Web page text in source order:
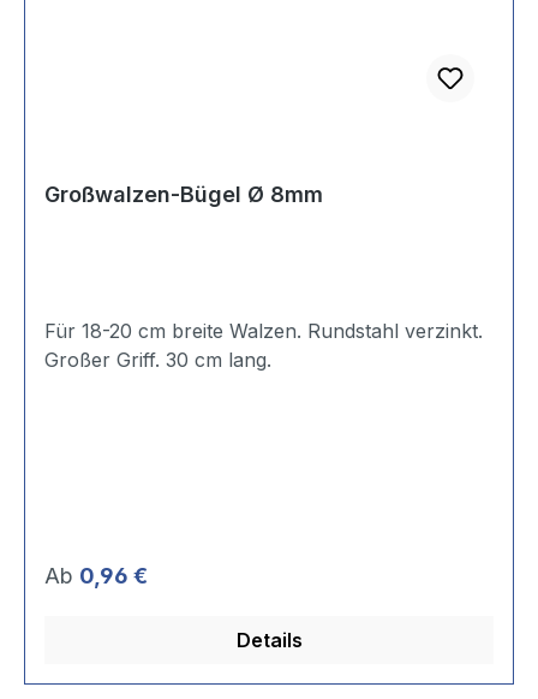
Großwalzen-Bügel Ø 8mm
Für 18-20 cm breite Walzen. Rundstahl verzinkt.
Regulärer Preis:
Ab 0,96 €
Details